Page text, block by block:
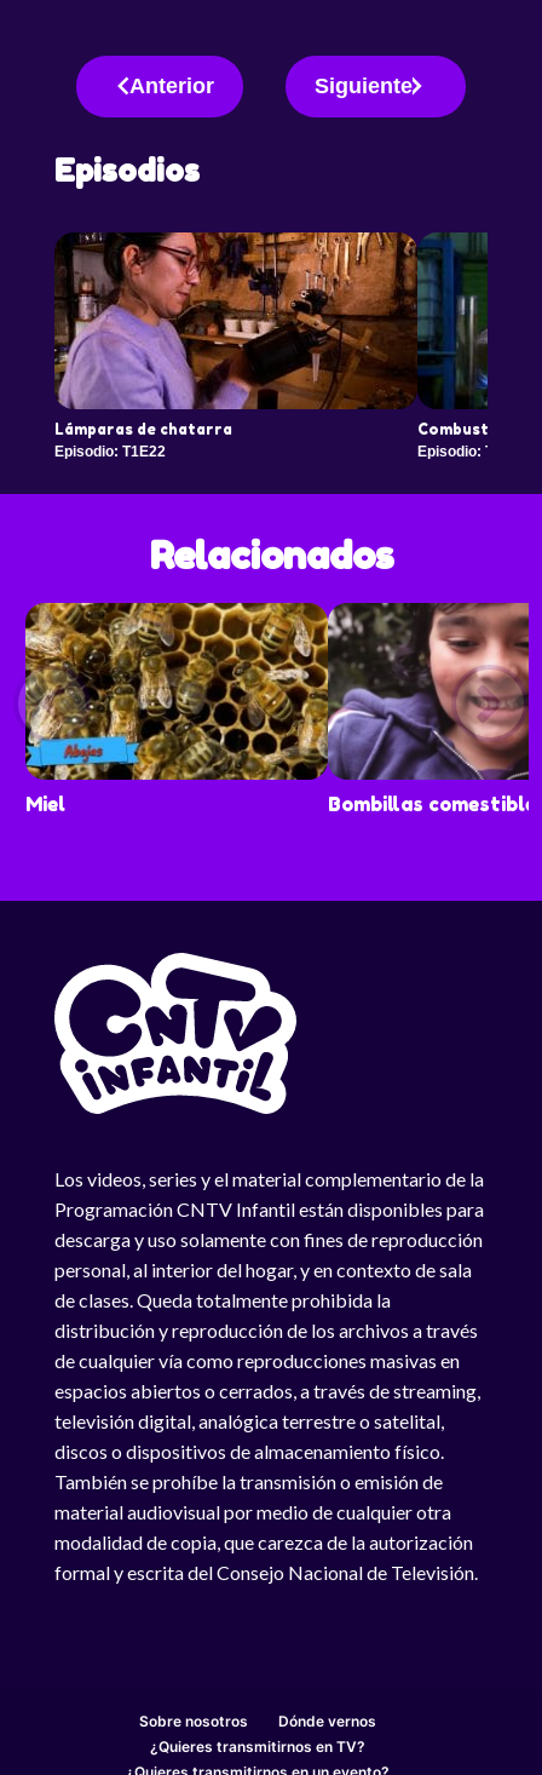
Anterior Siguiente
Episodios
Lámparas de chatarra
Episodio: T1E22
Combustible
Episodio: T1E23
Relacionados
Miel Bombillas
Los videos, series y el material complementario de la
Programación CNTV Infantil están disponibles para
descarga y uso solamente con fines de reproducción
personal, al interior del hogar, y en contexto de sala
de clases. Queda totalmente prohibida la
distribución y reproducción de los archivos a través
de cualquier vía como reproducciones masivas en
espacios abiertos o cerrados, a través de streaming,
televisión digital, analógica terrestre o satelital,
discos o dispositivos de almacenamiento físico.
También se prohíbe la transmisión o emisión de
material audiovisual por medio de cualquier otra
modalidad de copia, que carezca de la autorización
formal y escrita del Consejo Nacional de Televisión.
Sobre nosotros
Dónde vernos
¿Quieres transmitirnos en TV?